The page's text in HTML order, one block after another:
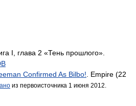
I, глава 2 «Тень прошлого».
Confirmed As Bilbo! . Empire (22
из первоисточника 1 июня 2012.